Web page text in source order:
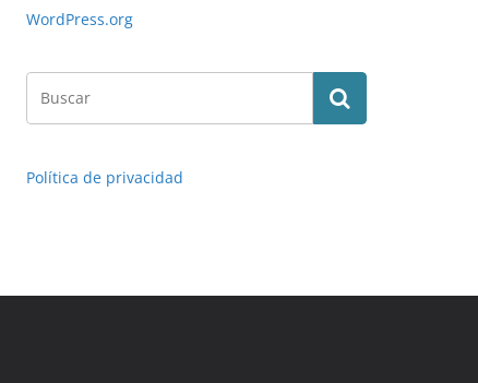
WordPress.org
Política de privacidad